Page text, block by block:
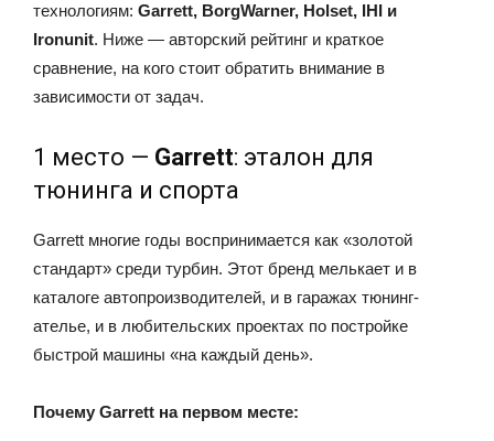
технологиям: Garrett, BorgWarner, Holset, IHI и
Ironunit. Ниже — авторский рейтинг и краткое
сравнение, на кого стоит обратить внимание в
зависимости от задач.
1 место — Garrett: эталон для
тюнинга и спорта
Garrett многие годы воспринимается как «золотой
стандарт» среди турбин. Этот бренд мелькает и в
каталоге автопроизводителей, и в гаражах тюнинг-
ателье, и в любительских проектах по постройке
быстрой машины «на каждый день».
Почему Garrett на первом месте: